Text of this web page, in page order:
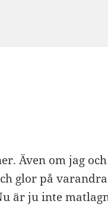
Även om jag
glor på
är ju inte